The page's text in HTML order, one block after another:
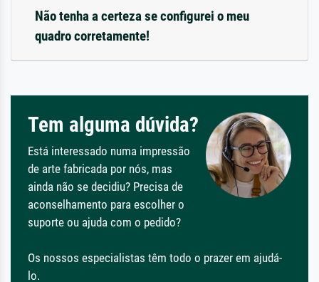
Não tenha a certeza se configurei o meu
quadro corretamente!
Tem alguma dúvida?
Está interessado numa impressão
de arte fabricada por nós, mas
ainda não se decidiu? Precisa de
aconselhamento para escolher o
suporte ou ajuda com o pedido?
Os nossos especialistas têm todo o prazer em ajudá-
lo.